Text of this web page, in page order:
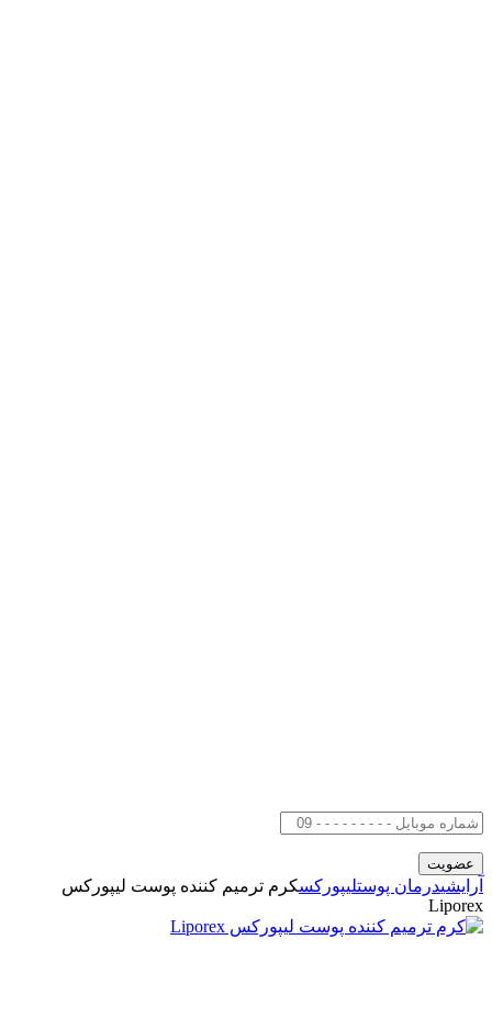
آرایشیدرمان پوستلیپورکسکرم ترمیم کننده پوست لیپورکس
Liporex